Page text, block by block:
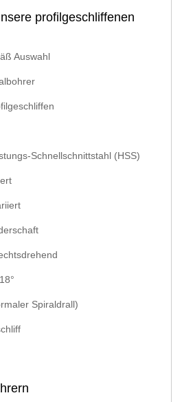
profilgeschliffenen
Auswahl
Schnellschnittstahl (HSS)
Spiraldrall)